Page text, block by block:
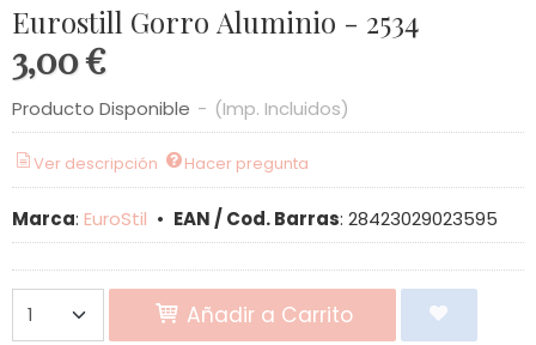
Eurostill Gorro Aluminio - 2534
3,00 €
Producto Disponible - (Imp. Incluidos)
Ver descripción Hacer pregunta
Marca: EuroStil • EAN / Cod. Barras: 28423029023595
Añadir a Carrito